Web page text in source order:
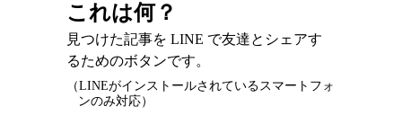
これは何？
見つけた記事を LINE で友達とシェアす
るためのボタンです。
（LINEがインストールされているスマートフォ
ンのみ対応）